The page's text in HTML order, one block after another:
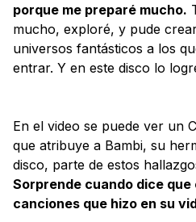
porque me preparé mucho.
mucho, exploré, y pude
universos fantásticos a los
entrar. Y en este disco lo
En el video se puede ver un
que atribuye a Bambi, su
disco, parte de estos
Sorprende cuando dice
canciones que hizo en su